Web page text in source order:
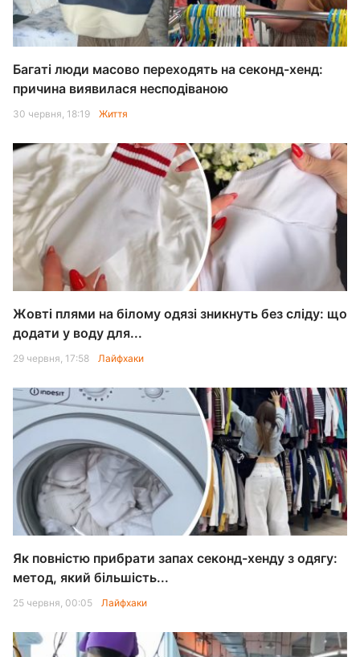
Багаті люди масово переходять на секонд-хенд:
причина виявилася несподіваною
30 червня, 18:19 Життя
Жовті плями на білому одязі зникнуть без сліду: що
додати у воду для...
29 червня, 17:58 Лайфхаки
Як повністю прибрати запах секонд-хенду з одягу:
метод, який більшість...
25 червня, 00:05 Лайфхаки